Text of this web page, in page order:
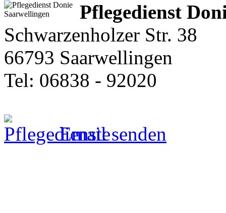
Pflegedienst
Schwarzenholzer Str. 38
66793 Saarwellingen
Tel: 06838 - 92020
Email senden